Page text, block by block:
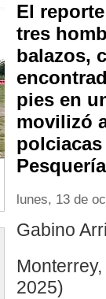
El
tres
balazos,
pies en
movilizó
Pesquería
lunes, 13 de
Gabino
2025)